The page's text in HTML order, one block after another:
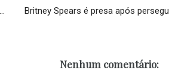
Britney Spears é presa após
Nenhum comentário: